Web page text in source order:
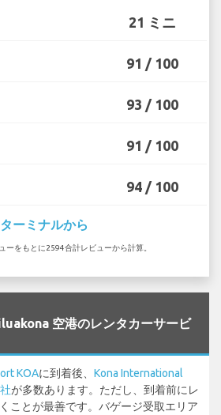
21 ミニ
91 / 100
93 / 100
91 / 100
94 / 100
ターミナルから
ーをもとに2594合計レビューから計算。
空港のレンタカーサービ
KOAに到着後、 Kona International
が多数あります。ただし、到着前にレ
ことが最善です。バゲージ受取エリア